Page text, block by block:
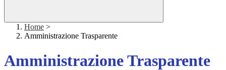
Home >
Amministrazione Trasparente
Amministrazione Trasparente